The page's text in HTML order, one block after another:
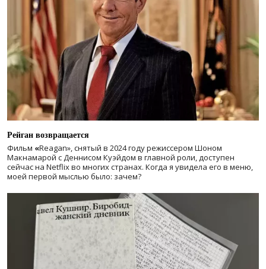
Рейган возвращается
Фильм «Reagan», снятый в 2024 годурежиссером Шоном
Макнамарой с Деннисом Куэйдом в главной роли, доступен
сейчас на Netflix во многих странах. Когда я увидела его в меню,
моей первой мыслью было: зачем?